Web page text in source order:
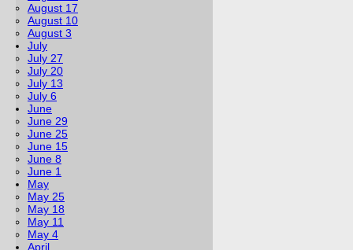
August 17
August 10
August 3
July
July 27
July 20
July 13
July 6
June
June 29
June 25
June 15
June 8
June 1
May
May 25
May 18
May 11
May 4
April